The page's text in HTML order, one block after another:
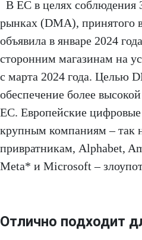
В ЕС в целях соблюдения
рынках (DMA), принятого
объявила в январе 2024
сторонним магазинам на
с марта 2024 года. Целью
обеспечение более
ЕС. Европейские
крупным компаниям – так
привратникам, Alphabet,
Meta* и Microsoft –
Отлично подходит